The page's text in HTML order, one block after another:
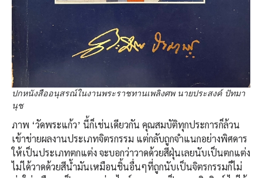
ปกหนังสืออนุสรณ์ในงานพระราชทานเพลิงศพ นายประสงค์ ปัทมา
นุช
ภาพ ‘วัดพระแก้ว’ นี้ก็เช่นเดียวกัน คุณสมบัติทุกประการก็ล้วน
เข้าข่ายผลงานประเภทจิตรกรรม แต่กลับถูกจำแนกอย่างพิศดาร
ให้เป็นประเภทตกแต่ง จะบอกว่าวาดด้วยสีฝุ่นเลยนับเป็นตกแต่ง
ไม่ได้วาดด้วยสีน้ำมันเหมือนชิ้นอื่นๆที่ถูกนับเป็นจิตรกรรมก็ไม่